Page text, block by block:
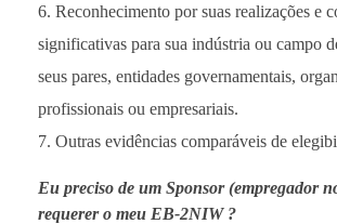
Reconhecimento por suas realizações e
significativas para sua indústria ou campo
seus pares, entidades governamentais,
profissionais ou empresariais.
Outras evidências comparáveis de
Eu preciso de um Sponsor (empregador
requerer o meu EB-2NIW ?